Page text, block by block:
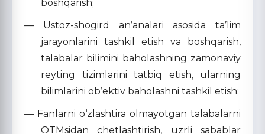
boshqarish;
— Ustoz-shogird an’analari asosida ta’lim
jarayonlarini tashkil etish va boshqarish,
talabalar bilimini baholashning zamonaviy
reyting tizimlarini tatbiq etish, ularning
bilimlarini ob’ektiv baholashni tashkil etish;
— Fanlarni o‘zlashtira olmayotgan talabalarni
OTMsidan chetlashtirish, uzrli sabablar